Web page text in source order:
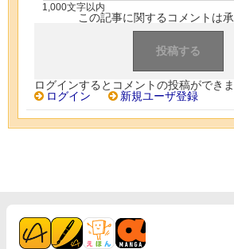
1,000文字以内
この記事に関するコメントは
ログインするとコメントの投稿ができま
ログイン
新規ユーザ登録